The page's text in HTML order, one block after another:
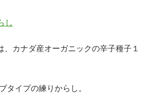
し
カナダ産オーガニックの辛子種子１
タイプの練りからし。